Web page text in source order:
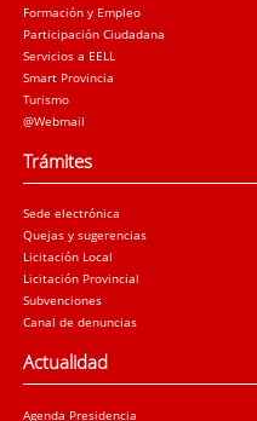
Formación y Empleo
Participación Ciudadana
Servicios a EELL
Smart Provincia
Turismo
@Webmail
Trámites
Sede electrónica
Quejas y sugerencias
Licitación Local
Licitación Provincial
Subvenciones
Canal de denuncias
Actualidad
Agenda Presidencia